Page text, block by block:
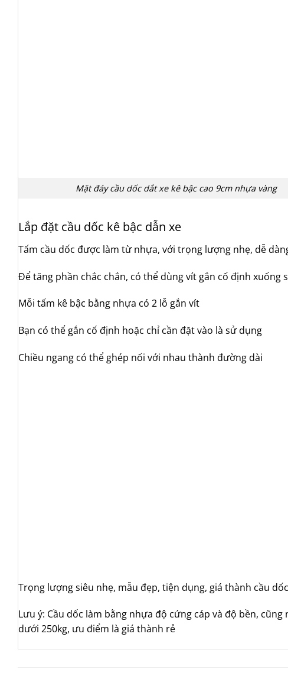
Mặt đáy cầu dốc dắt xe kê bậc cao 9cm nhựa vàng
Lắp đặt cầu dốc kê bậc dẫn xe
Tấm cầu dốc được làm từ nhựa, với trọng lượng nhẹ, dễ
Để tăng phần chắc chắn, có thể dùng vít gắn cố định xuống
Mỗi tấm kê bậc bằng nhựa có 2 lỗ gắn vít
Bạn có thể gắn cố định hoặc chỉ cần đặt vào là sử dụng
Chiều ngang có thể ghép nối với nhau thành đường dài
Trọng lượng siêu nhẹ, mẫu đẹp, tiện dụng, giá thành cầu
Lưu ý: Cầu dốc làm bằng nhựa độ cứng cáp và độ bền,
dưới 250kg, ưu điểm là giá thành rẻ